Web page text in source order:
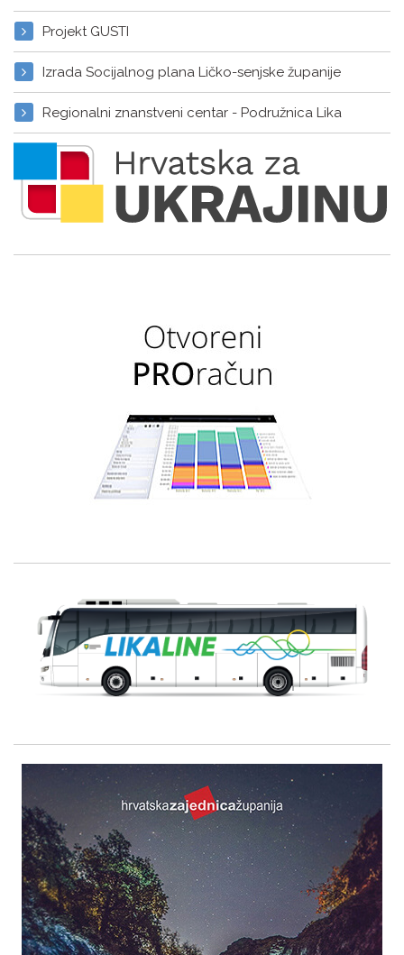
Projekt GUSTI
Izrada Socijalnog plana Ličko-senjske županije
Regionalni znanstveni centar - Podružnica Lika